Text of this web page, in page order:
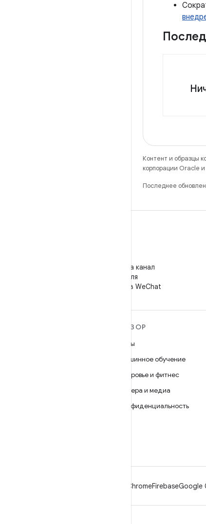
Контент и образцы
корпорации Oracle
Последнее
Подпишитесь на канал
"Android для
разработчиков" в WeChat
ОБЗОР
Игры
Машинное обучение
Здоровье и фитнес
Камера и медиа
Конфиденциальность
ChromeFirebaseGoogle